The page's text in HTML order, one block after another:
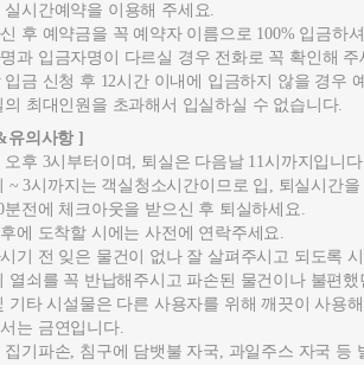
실시간예약을 이용해 주세요.
후 예약금을 꼭 예약자 이름으로 100% 입금하
과 입금자명이 다르실 경우 전화로 꼭 확인해 주
입금 신청 후 12시간 이내에 입금하지 않을 경우
의 최대인원을 초과해서 입실하실 수 없습니다.
유의사항 ]
오후 3시부터이며, 퇴실은 다음날 11시까지입니
~ 3시까지는 객실청소시간이므로 입, 퇴실시간
분전에 체크아웃을 받으신 후 퇴실하세요.
에 도착할 시에는 사전에 연락주세요.
기 전 잊은 물건이 없나 잘 살펴주시고 되도록
열쇠를 꼭 반납해주시고 파손된 물건이나 불편
기타 시설물은 다른 사용자를 위해 깨끗이 사용
는 금연입니다.
집기파손, 침구에 담뱃불 자국, 과일주스 자국 등